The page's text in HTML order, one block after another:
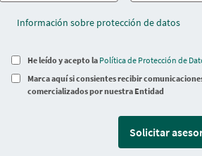
Información sobre protección de datos
He leído y acepto la Política de Protección de
Marca aquí si consientes recibir
comercializados por nuestra Entidad
Solicitar